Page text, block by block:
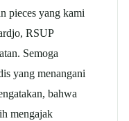
pieces yang kami
RSUP
Semoga
yang menangani
bahwa
mengajak